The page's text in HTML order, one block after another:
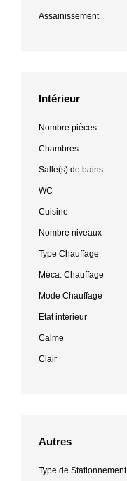
Assainissement
Intérieur
Nombre pièces
Chambres
Salle(s) de bains
WC
Cuisine
Nombre niveaux
Type Chauffage
Méca. Chauffage
Mode Chauffage
Etat intérieur
Calme
Clair
Autres
Type de Stationnement